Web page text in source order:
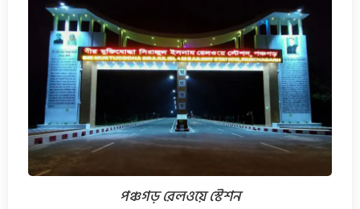
পঞ্চগড় রেলওয়ে স্টেশন